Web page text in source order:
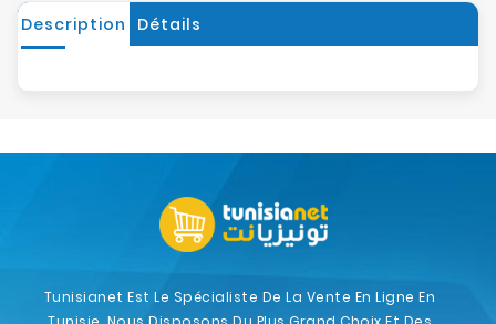
Description Détails
Tunisianet Est Le Spécialiste De La Vente En Ligne En